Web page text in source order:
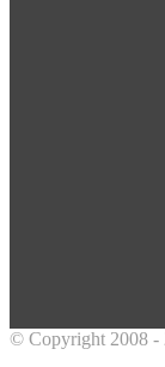
© Copyright 2008 -